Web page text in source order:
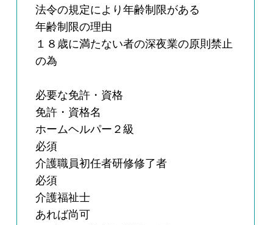
法令の規定により年齢制限がある
年齢制限の理由
１８歳に満たない者の深夜業の原則禁止
の為
必要な免許・資格
免許・資格名
ホームヘルパー２級
必須
介護職員初任者研修修了者
必須
介護福祉士
あれば尚可